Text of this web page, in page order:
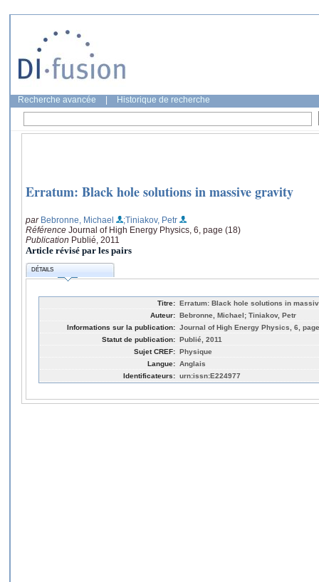
Recherche avancée Historique de recherche
Erratum: Black hole solutions in massive gravity
par Bebronne, Michael
;Tiniakov, Petr
Référence Journal of High Energy Physics, 6, page (18)
Publication Publié, 2011
Article révisé par les pairs
DÉTAILS
Titre: Erratum: Black hole solutions in
Auteur: Bebronne, Michael; Tiniakov, Petr
Informations sur la publication: Journal of High Energy Physics, 6,
Statut de publication: Publié, 2011
Sujet CREF: Physique
Langue: Anglais
Identificateurs: urn:issn:E224977